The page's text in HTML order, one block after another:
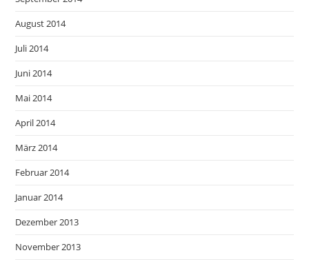
August 2014
Juli 2014
Juni 2014
Mai 2014
April 2014
März 2014
Februar 2014
Januar 2014
Dezember 2013
November 2013